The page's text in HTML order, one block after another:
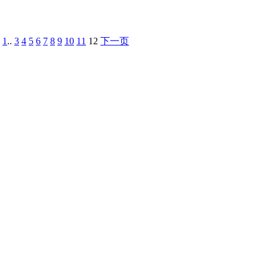
1 .. 3 4 5 6 7 8 9 10 11 12 下一页